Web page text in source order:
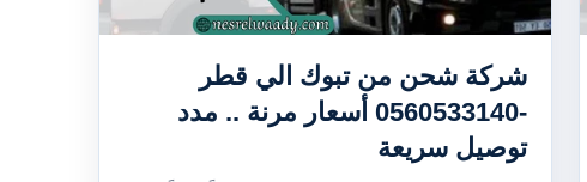
شركة شحن من تبوك الي قطر
-0560533140 أسعار مرنة .. مدد
توصيل سريعة